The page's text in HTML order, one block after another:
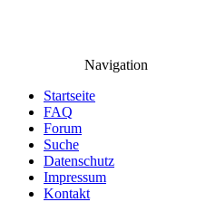
Navigation
Startseite
FAQ
Forum
Suche
Datenschutz
Impressum
Kontakt